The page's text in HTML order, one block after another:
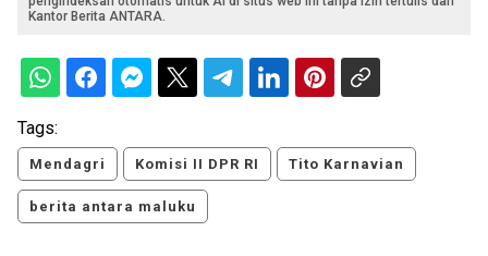
Kantor Berita ANTARA.
Tags:
Mendagri Komisi II DPR RI Tito Karnavian
berita antara maluku